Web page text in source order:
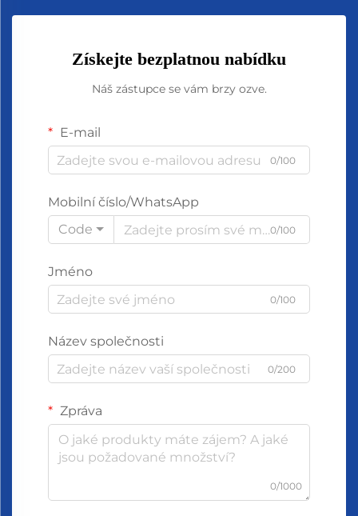
Získejte bezplatnou nabídku
Náš zástupce se vám brzy ozve.
E-mail
0/100
Mobilní číslo/WhatsApp
Code
0/100
Jméno
0/100
Název společnosti
0/200
Zpráva
0/1000